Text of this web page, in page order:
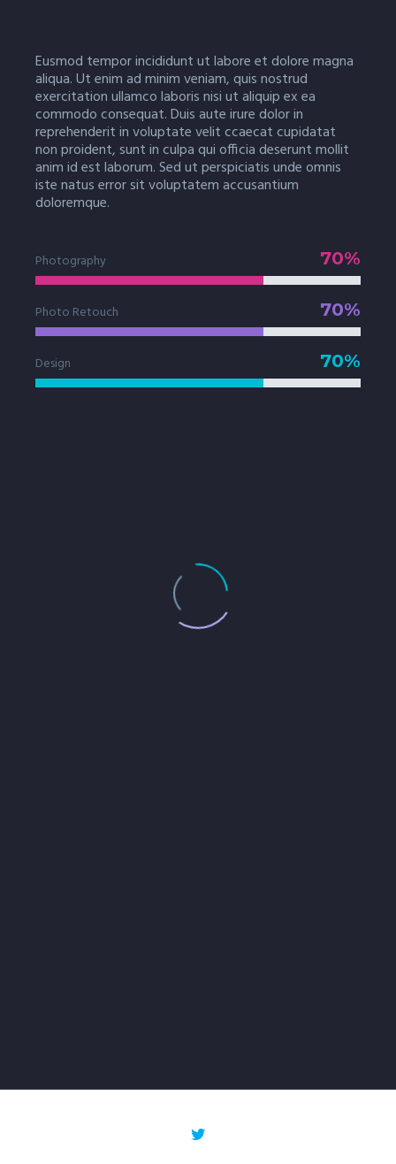
Eusmod tempor incididunt ut labore et dolore magna
aliqua. Ut enim ad minim veniam, quis nostrud
exercitation ullamco laboris nisi ut aliquip ex ea
commodo consequat. Duis aute irure dolor in
reprehenderit in voluptate velit ccaecat cupidatat
non proident, sunt in culpa qui officia deserunt mollit
anim id est laborum. Sed ut perspiciatis unde omnis
iste natus error sit voluptatem accusantium
doloremque.
Photography 70%
Photo Retouch 70%
Design 70%